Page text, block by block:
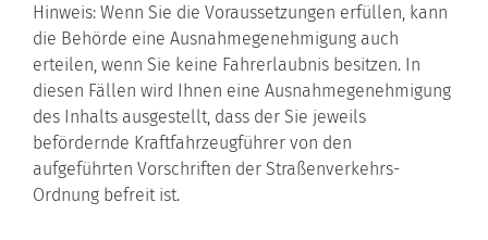
Hinweis: Wenn Sie die Voraussetzungen erfüllen, kann
die Behörde eine Ausnahmegenehmigung auch
erteilen, wenn Sie keine Fahrerlaubnis besitzen. In
diesen Fällen wird Ihnen eine Ausnahmegenehmigung
des Inhalts ausgestellt, dass der Sie jeweils
befördernde Kraftfahrzeugführer von den
aufgeführten Vorschriften der Straßenverkehrs-
Ordnung befreit ist.